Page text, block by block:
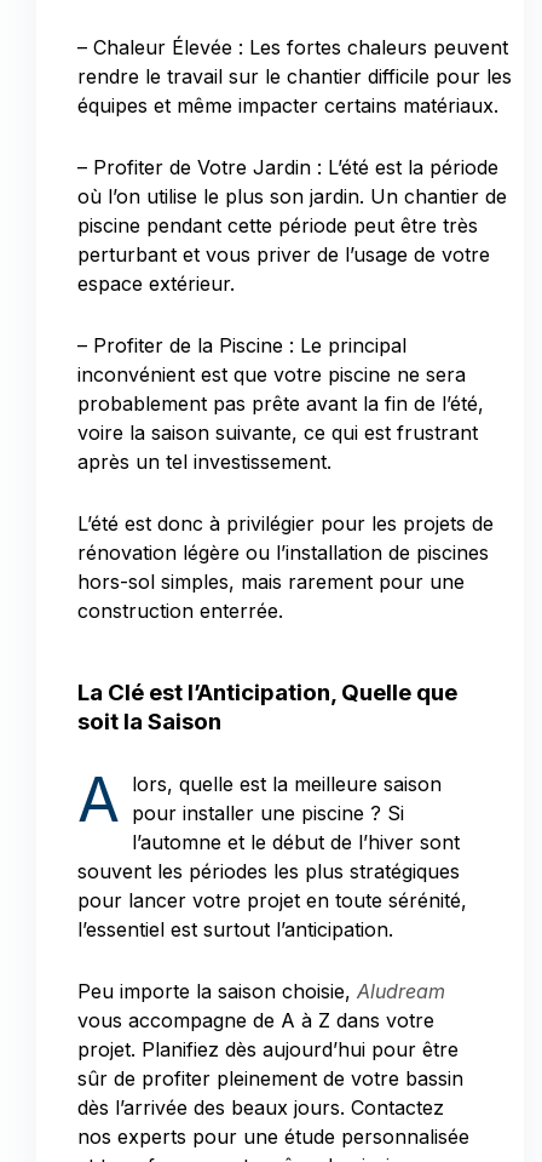
– Chaleur Élevée : Les fortes chaleurs peuvent
rendre le travail sur le chantier difficile pour les
équipes et même impacter certains matériaux.
– Profiter de Votre Jardin : L’été est la période
où l’on utilise le plus son jardin. Un chantier de
piscine pendant cette période peut être très
perturbant et vous priver de l’usage de votre
espace extérieur.
– Profiter de la Piscine : Le principal
inconvénient est que votre piscine ne sera
probablement pas prête avant la fin de l’été,
voire la saison suivante, ce qui est frustrant
après un tel investissement.
L’été est donc à privilégier pour les projets de
rénovation légère ou l’installation de piscines
hors-sol simples, mais rarement pour une
construction enterrée.
La Clé est l’Anticipation, Quelle que
soit la Saison
A lors, quelle est la meilleure saison
pour installer une piscine ? Si
l’automne et le début de l’hiver sont
souvent les périodes les plus stratégiques
pour lancer votre projet en toute sérénité,
l’essentiel est surtout l’anticipation.
Peu importe la saison choisie, Aludream
vous accompagne de A à Z dans votre
projet. Planifiez dès aujourd’hui pour être
sûr de profiter pleinement de votre bassin
dès l’arrivée des beaux jours. Contactez
nos experts pour une étude personnalisée